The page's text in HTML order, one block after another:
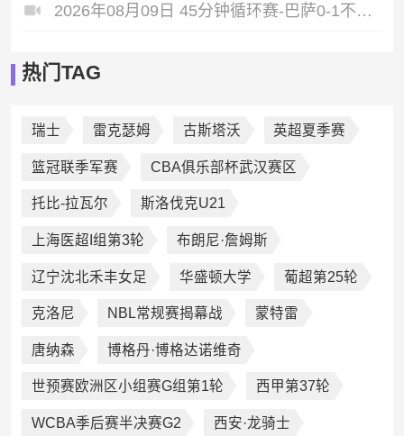
2026年08月09日 45分钟循环赛-巴萨0-1不敌乌迪内斯无缘冠军 巴约挑射绝杀
热门TAG
瑞士 雷克瑟姆 古斯塔沃 英超夏季赛
篮冠联季军赛 CBA俱乐部杯武汉赛区
托比-拉瓦尔 斯洛伐克U21
上海医超I组第3轮 布朗尼·詹姆斯
辽宁沈北禾丰女足 华盛顿大学 葡超第25轮
克洛尼 NBL常规赛揭幕战 蒙特雷
唐纳森 博格丹·博格达诺维奇
世预赛欧洲区小组赛G组第1轮 西甲第37轮
WCBA季后赛半决赛G2 西安·龙骑士